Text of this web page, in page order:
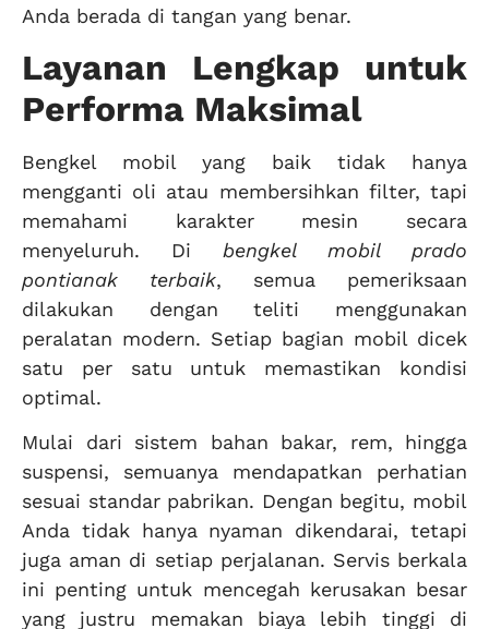
Anda berada di tangan yang benar.
Layanan Lengkap untuk
Performa Maksimal
Bengkel mobil yang baik tidak hanya
mengganti oli atau membersihkan filter, tapi
memahami karakter mesin secara
menyeluruh. Di bengkel mobil prado
pontianak terbaik, semua pemeriksaan
dilakukan dengan teliti menggunakan
peralatan modern. Setiap bagian mobil dicek
satu per satu untuk memastikan kondisi
optimal.
Mulai dari sistem bahan bakar, rem, hingga
suspensi, semuanya mendapatkan perhatian
sesuai standar pabrikan. Dengan begitu, mobil
Anda tidak hanya nyaman dikendarai, tetapi
juga aman di setiap perjalanan. Servis berkala
ini penting untuk mencegah kerusakan besar
yang justru memakan biaya lebih tinggi di